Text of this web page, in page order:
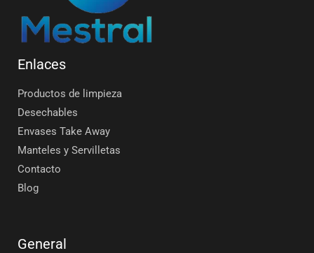
Enlaces
Productos de limpieza
Desechables
Envases Take Away
Manteles y Servilletas
Contacto
Blog
General